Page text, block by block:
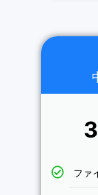
ファ